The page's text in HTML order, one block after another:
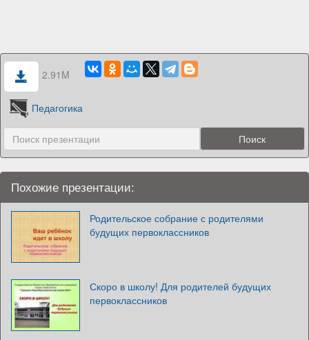
2.91M
Педагогика
Похожие презентации:
Родительское собрание с родителями
будущих первоклассников
Скоро в школу! Для родителей будущих
первоклассников